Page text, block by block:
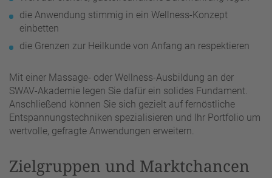
die Anwendung stimmig in ein Wellness-Konzept
einbetten
die Grenzen zur Heilkunde von Anfang an respektieren
Mit einer Massage- oder Wellness-Ausbildung an der
SWAV-Akademie legen Sie dafür ein solides Fundament.
Anschließend können Sie sich gezielt auf fernöstliche
Entspannungstechniken spezialisieren und Ihr Portfolio um
wertvolle, gefragte Anwendungen erweitern.
Zielgruppen und Marktchancen